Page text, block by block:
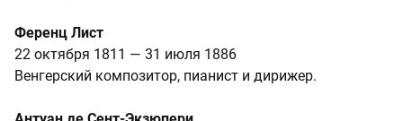
Ференц Лист
22 октября 1811 — 31 июля 1886
Венгерский композитор, пианист и дирижер.